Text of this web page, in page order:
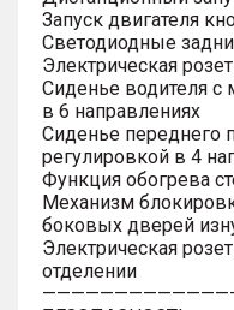
Запуск двигателя
Светодиодные
Электрическая
Сиденье водителя с
в 6 направлениях
Сиденье переднего
регулировкой в 4
Функция обогрева
Механизм
боковых дверей
Электрическая
отделении